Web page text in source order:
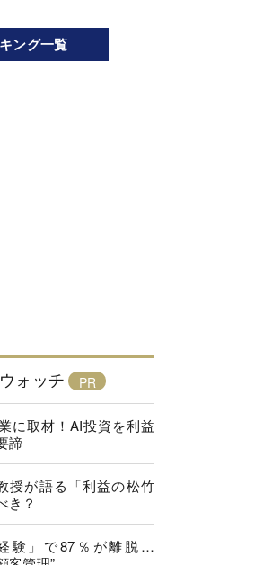
ング一覧
ォッチ
に取材！AI投資を利益
諦
授が語る「利益の松竹
き？
験」で87％が離脱…